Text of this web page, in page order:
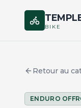
BIKE
Retour au
ENDURO